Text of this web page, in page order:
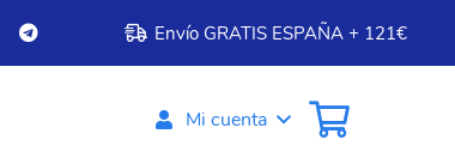
Envío GRATIS ESPAÑA + 121€
Mi cuenta